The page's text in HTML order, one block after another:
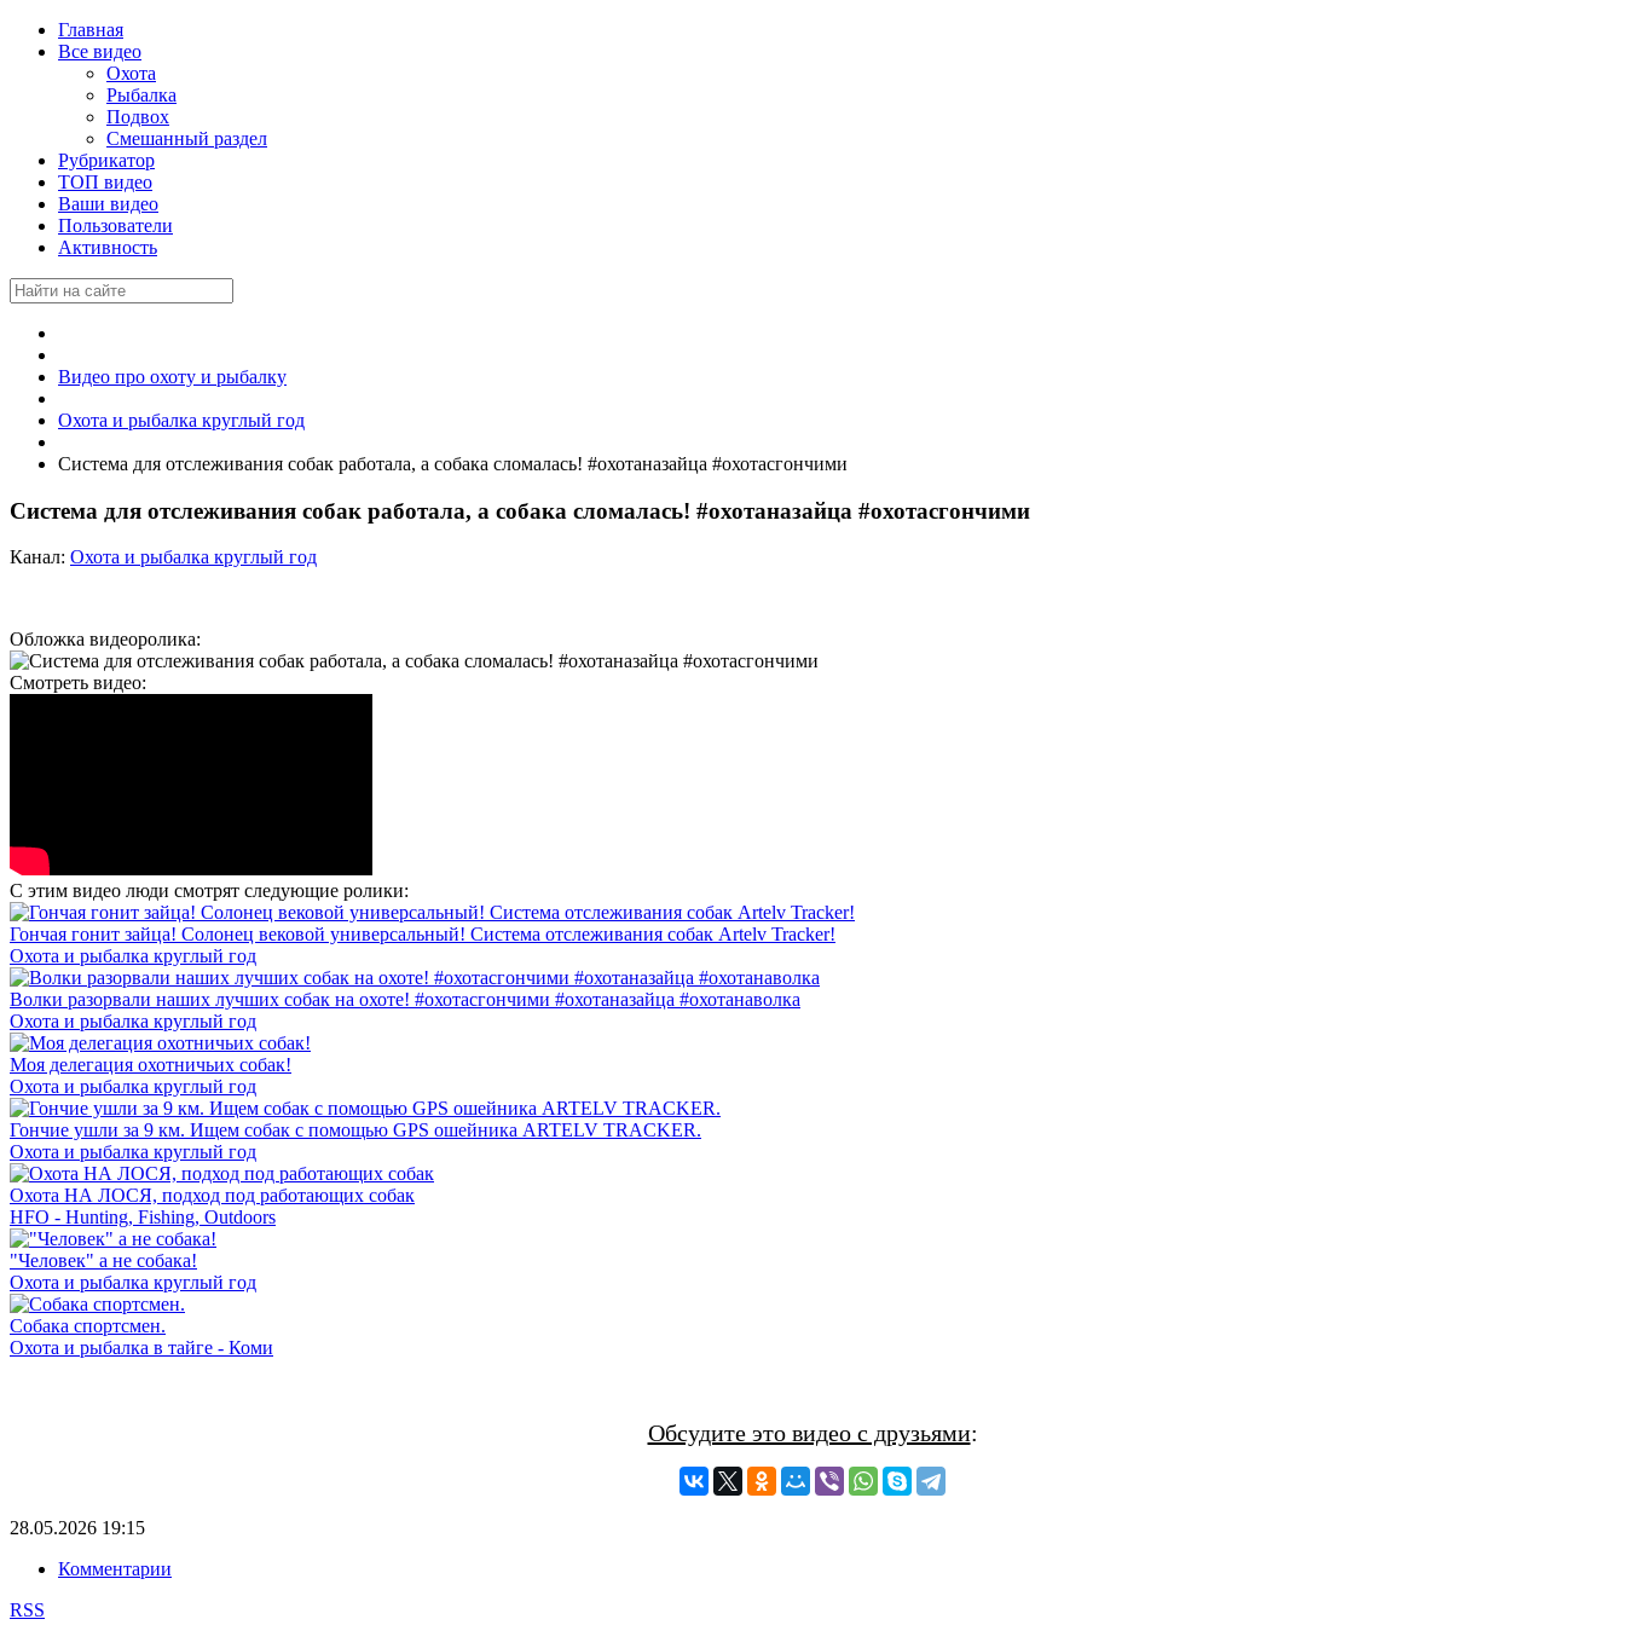
Главная
Все видео
Охота
Рыбалка
Подвох
Смешанный раздел
Рубрикатор
ТОП видео
Ваши видео
Пользователи
Активность
Видео про охоту и рыбалку
Охота и рыбалка круглый год
Система для отслеживания собак работала, а собака сломалась! #охотаназайца #охотасгончими
Система для отслеживания собак работала, а собака сломалась! #охотаназайца #охотасгончими
Канал: Охота и рыбалка круглый год
Обложка видеоролика:
Смотреть видео:
С этим видео люди смотрят следующие ролики:
Гончая гонит зайца! Солонец вековой универсальный! Система отслеживания собак Artelv Tracker!
Охота и рыбалка круглый год
Волки разорвали наших лучших собак на охоте! #охотасгончими #охотаназайца #охотанаволка
Охота и рыбалка круглый год
Моя делегация охотничьих собак!
Охота и рыбалка круглый год
Гончие ушли за 9 км. Ищем собак с помощью GPS ошейника ARTELV TRACKER.
Охота и рыбалка круглый год
Охота НА ЛОСЯ, подход под работающих собак
HFO - Hunting, Fishing, Outdoors
"Человек" а не собака!
Охота и рыбалка круглый год
Собака спортсмен.
Охота и рыбалка в тайге - Коми
Обсудите это видео с друзьями:
28.05.2026 19:15
Комментарии
RSS